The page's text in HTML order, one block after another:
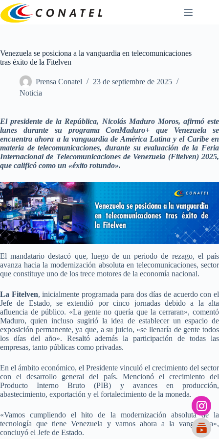
Saltar
al
contenido
Venezuela se posiciona a la vanguardia en telecomunicaciones
tras éxito de la Fitelven
Prensa Conatel
23 de septiembre de 2025
Noticia
El presidente de la República, Nicolás Maduro Moros, afirmó este
lunes durante su programa ConMaduro+ que Venezuela se
encuentra ahora a la vanguardia de América Latina y el Caribe en
materia de telecomunicaciones, durante su evaluación de la Feria
Internacional de Telecomunicaciones de Venezuela (Fitelven) 2025,
que calificó como un «éxito rotundo».
El mandatario destacó que, luego de un periodo de rezago, el país
avanza hacia la modernización absoluta en telecomunicaciones, sector
que constituye uno de los trece motores de la economía nacional.
La Fitelven, inicialmente programada para dos días de acuerdo con el
Jefe de Estado, se extendió por cinco jornadas debido a la alta
afluencia de público. «La gente no quería que la cerraran», comentó
Maduro, quien incluso sugirió la idea de establecer un espacio de
exposición permanente, ya que, a su juicio, «se llenaría de gente todos
los días del año». Resaltó además la participación de todas las
empresas, tanto públicas como privadas.
En el ámbito económico, el Presidente vinculó el crecimiento del sector
con el desarrollo general del país. Mencionó el crecimiento del
Producto Interno Bruto (PIB) y avances en producción,
abastecimiento, exportación y el fortalecimiento de la moneda.
«Vamos cumpliendo el hito de la modernización absoluta de la
tecnología que tiene Venezuela y vamos ahora a la vanguardia»,
concluyó el Jefe de Estado.